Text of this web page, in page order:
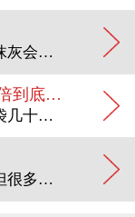
石膏粉质量好坏，直接决定墙面抹灰会不会空鼓、石膏板会不会开裂。以下4招，帮你从外观到手感，挑出优良石膏粉。The quality of gypsum powder directly...
普通石膏粉vs高强石膏粉，价格差3倍到底贵在哪？
同样是石膏粉，普通建筑石膏一袋几十块，高强石膏可能要翻两三倍。贵在哪里？值不值得多花钱？看完这篇你就有答案了。Similarly, for gypsum powder, a bag...
膏粉是装修中不可或缺的材料，但很多人不知道：同样是石膏粉，凝固时间可以从5分钟到30分钟不等。选错凝固时间，要么来不及施工，要么等得耽误工期。Plaster powder is a...